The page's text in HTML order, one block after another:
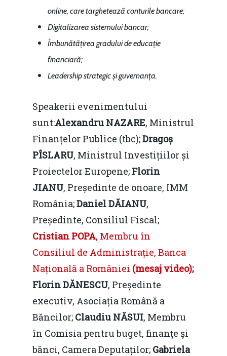
online, care targhetează conturile bancare;
Digitalizarea sistemului bancar;
Îmbunătățirea gradului de educație
financiară;
Leadership strategic și guvernanța.
Speakerii evenimentului
sunt:Alexandru NAZARE, Ministrul
Finanțelor Publice (tbc);Dragoș
PÎSLARU, Ministrul Investițiilor și
Proiectelor Europene; Florin
JIANU, Președinte de onoare, IMM
România;Daniel DĂIANU,
Președinte, Consiliul Fiscal;
Cristian POPA, Membru în
Consiliul de Administrație, Banca
Națională a României (mesaj video);
Florin DĂNESCU, Președinte
executiv, Asociația Română a
Băncilor; Claudiu NĂSUI, Membru
în Comisia pentru buget, finanţe şi
bănci, Camera Deputaților; Gabriela